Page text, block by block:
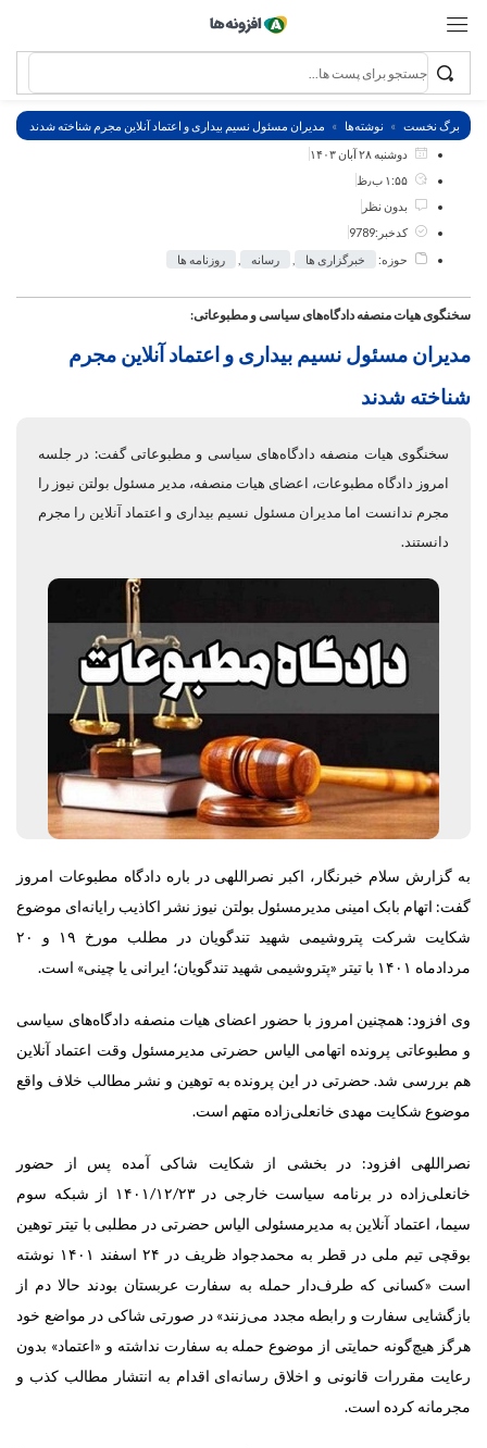
برگ نخست نوشته‌ها
مدیران مسئول نسیم بیداری و اعتماد آنلاین مجرم شناخته شدند
دوشنبه ۲۸ آبان ۱۴۰۳
۱:۵۵ ب٫ظ
بدون نظر
کدخبر:9789
حوزه:
خبرگزاری ها رسانه روزنامه ها
سخنگوی هیات منصفه دادگاه‌های سیاسی و مطبوعاتی:
مدیران مسئول نسیم بیداری و اعتماد آنلاین مجرم
شناخته شدند
سخنگوی هیات منصفه دادگاه‌های سیاسی و مطبوعاتی گفت: در جلسه
امروز دادگاه مطبوعات، اعضای هیات منصفه، مدیر مسئول بولتن نیوز را
مجرم ندانست اما مدیران مسئول نسیم بیداری و اعتماد آنلاین را مجرم
دانستند.
به گزارش سلام خبرنگار، اکبر نصراللهی در باره دادگاه مطبوعات امروز
گفت: اتهام بابک امینی مدیرمسئول بولتن نیوز نشر اکاذیب رایانه‌ای موضوع
شکایت شرکت پتروشیمی شهید تندگویان در مطلب مورخ ۱۹ و ۲۰
مردادماه ۱۴۰۱ با تیتر «پتروشیمی شهید تندگویان؛ ایرانی یا چینی» است.
وی افزود: همچنین امروز با حضور اعضای هیات منصفه دادگاه‌های سیاسی
و مطبوعاتی پرونده اتهامی الیاس حضرتی مدیرمسئول وقت اعتماد آنلاین
هم بررسی شد. حضرتی در این پرونده به توهین و نشر مطالب خلاف واقع
موضوع شکایت مهدی خانعلی‌زاده متهم است.
نصراللهی افزود: در بخشی از شکایت شاکی آمده پس از حضور
خانعلی‌زاده در برنامه سیاست خارجی در ۱۴۰۱/۱۲/۲۳ از شبکه سوم
سیما، اعتماد آنلاین به مدیرمسئولی الیاس حضرتی در مطلبی با تیتر توهین
بوقچی تیم ملی در قطر به محمدجواد ظریف در ۲۴ اسفند ۱۴۰۱ نوشته
است «کسانی که طرف‌دار حمله به سفارت عربستان بودند حالا دم از
بازگشایی سفارت و رابطه مجدد می‌زنند» در صورتی شاکی در مواضع خود
هرگز هیچ‌گونه حمایتی از موضوع حمله به سفارت نداشته و «اعتماد» بدون
رعایت مقررات قانونی و اخلاق رسانه‌ای اقدام به انتشار مطالب کذب و
مجرمانه کرده است.